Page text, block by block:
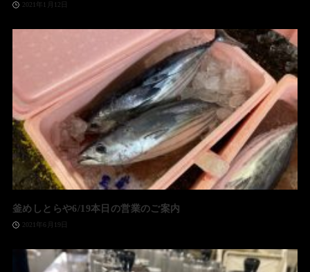
2021年1月12日
釜めしとらや6/19本日の営業のご案内
2021年6月19日